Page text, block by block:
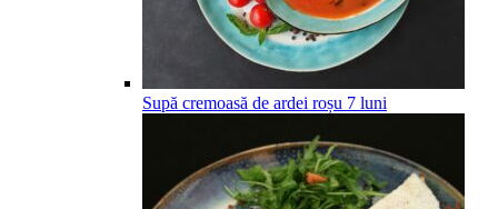
Supă cremoasă de ardei roșu 7 luni